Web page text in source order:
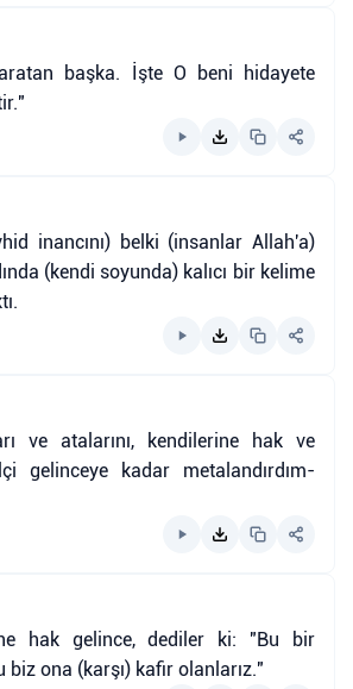
başka. İşte O beni hidayete
inancını) belki (insanlar Allah'a)
(kendi soyunda) kalıcı bir kelime
ve atalarını, kendilerine hak ve
gelinceye kadar metalandırdım-
hak gelince, dediler ki: "Bu bir
biz ona (karşı) kafir olanlarız."